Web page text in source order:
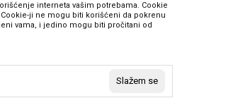
garantovati da su sve informacije kompletne i bez
trenutku. Raspoloživost robe možete provjeriti besplatnim
prava zadržana.
interneta vašim potrebama. Cookie
ji ne mogu biti korišćeni da pokrenu
vama, i jedino mogu biti pročitani od
Slažem se